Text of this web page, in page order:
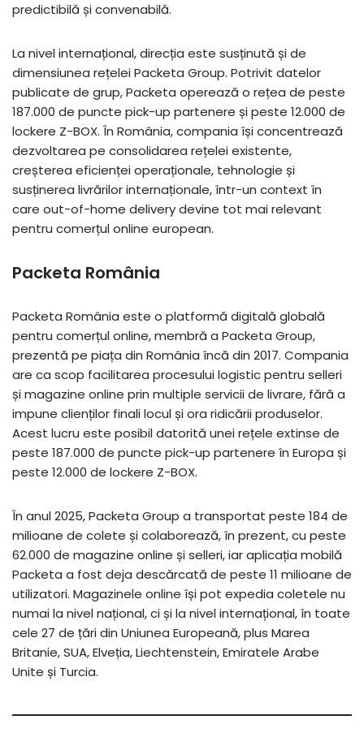
predictibilă și convenabilă.
La nivel internațional, direcția este susținută și de
dimensiunea rețelei Packeta Group. Potrivit datelor
publicate de grup, Packeta operează o rețea de peste
187.000 de puncte pick-up partenere și peste 12.000 de
lockere Z-BOX. În România, compania își concentrează
dezvoltarea pe consolidarea rețelei existente,
creșterea eficienței operaționale, tehnologie și
susținerea livrărilor internaționale, într-un context în
care out-of-home delivery devine tot mai relevant
pentru comerțul online european.
Packeta România
Packeta România este o platformă digitală globală
pentru comerțul online, membră a Packeta Group,
prezentă pe piața din România încă din 2017. Compania
are ca scop facilitarea procesului logistic pentru selleri
și magazine online prin multiple servicii de livrare, fără a
impune clienților finali locul și ora ridicării produselor.
Acest lucru este posibil datorită unei rețele extinse de
peste 187.000 de puncte pick-up partenere în Europa și
peste 12.000 de lockere Z-BOX.
În anul 2025, Packeta Group a transportat peste 184 de
milioane de colete și colaborează, în prezent, cu peste
62.000 de magazine online și selleri, iar aplicația mobilă
Packeta a fost deja descărcată de peste 11 milioane de
utilizatori. Magazinele online își pot expedia coletele nu
numai la nivel național, ci și la nivel internațional, în toate
cele 27 de țări din Uniunea Europeană, plus Marea
Britanie, SUA, Elveția, Liechtenstein, Emiratele Arabe
Unite și Turcia.